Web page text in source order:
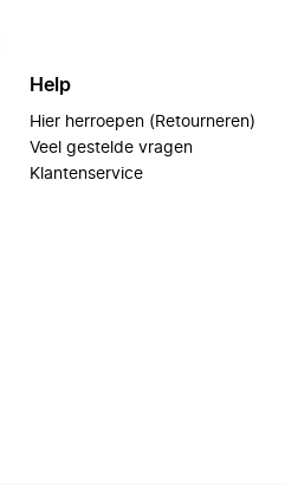
Help
Hier herroepen (Retourneren)
Veel gestelde vragen
Klantenservice